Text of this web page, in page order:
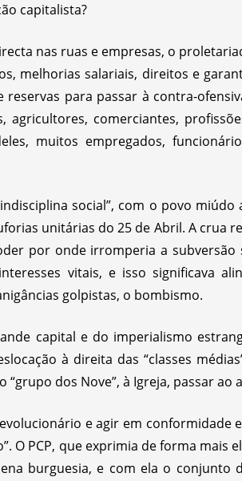
capitalista?
nas ruas e empresas, o
melhorias salariais, direitos e
para passar à contra-
agricultores, comerciantes,
muitos empregados,
social”, com o povo miúdo
unitárias do 25 de Abril. A crua
por onde irromperia a subversão
vitais, e isso significava
golpistas, o bombismo.
capital e do imperialismo
à direita das “classes
dos Nove”, à Igreja, passar ao
e agir em conformidade
O PCP, que exprimia de forma mais
burguesia, e com ela o conjunto